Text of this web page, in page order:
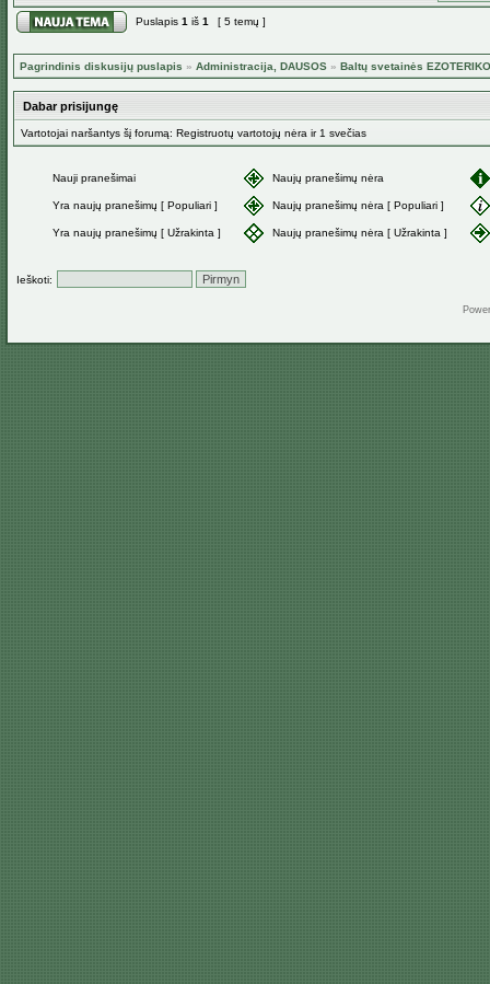
Puslapis 1 iš 1 [ 5 temų ]
Pagrindinis diskusijų puslapis » Administracija, DAUSOS » Baltų svetainės
Dabar prisijungę
Vartotojai naršantys šį forumą: Registruotų vartotojų nėra ir 1 svečias
Nauji pranešimai Naujų pranešimų nėra
Yra naujų pranešimų [ Populiari ] Naujų pranešimų nėra [ Populiari ]
Yra naujų pranešimų [ Užrakinta ] Naujų pranešimų nėra [ Užrakinta ]
Ieškoti: